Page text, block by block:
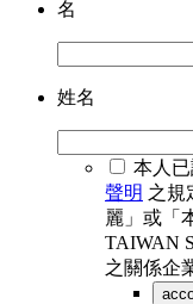
名
姓名
本人
聲明 之規
麗」或「
TAIWAN
之關係企